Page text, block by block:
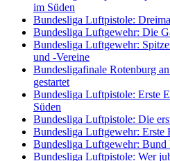
im Süden
Bundesliga Luftpistole:
Bundesliga Luftgewehr: Die
Bundesliga Luftgewehr:
und -Vereine
Bundesligafinale Rotenburg
gestartet
Bundesliga Luftpistole: Erste
Süden
Bundesliga Luftpistole: Die
Bundesliga Luftgewehr: Erste
Bundesliga Luftgewehr: Bund
Bundesliga Luftpistole: Wer